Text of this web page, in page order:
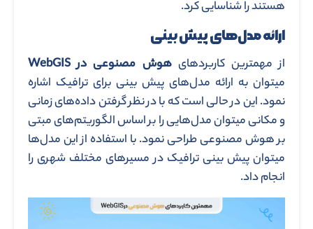
هستند را شناسایی کرد.
ارائه مدل‌های پیش بینی
از مهمترین کاربردهایهوش مصنوعی در WebGIS
میتوان به ارائه مدل‌های پیش بینی برای ترافیک اشاره
نمود. این در حالی است که با در نظر گرفتن داده‌های زمانی
و مکانی میتوان مدل‌هایی را بر اساس الگوریتم‌های مبتی
بر هوش مصنوعی طراحی نمود. با استفاده از این مدل‌ها
میتوان پیش بینی ترافیک در مسیرهای مختلف شهری را
انجام داد.